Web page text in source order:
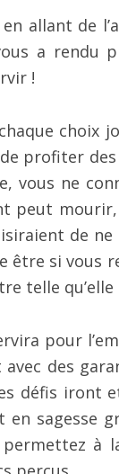
allant de
a
!
choix
profiter
vous ne
peut
de
si vous
telle qu’elle
pour
des
défis iront
sagesse
à